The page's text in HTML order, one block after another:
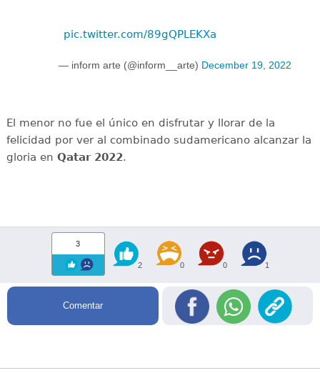
pic.twitter.com/89gQPLEKXa
— inform arte (@inform__arte) December 19, 2022
El menor no fue el único en disfrutar y llorar de la
felicidad por ver al combinado sudamericano alcanzar la
gloria en Qatar 2022.
3
2 0 0 1
Comentar